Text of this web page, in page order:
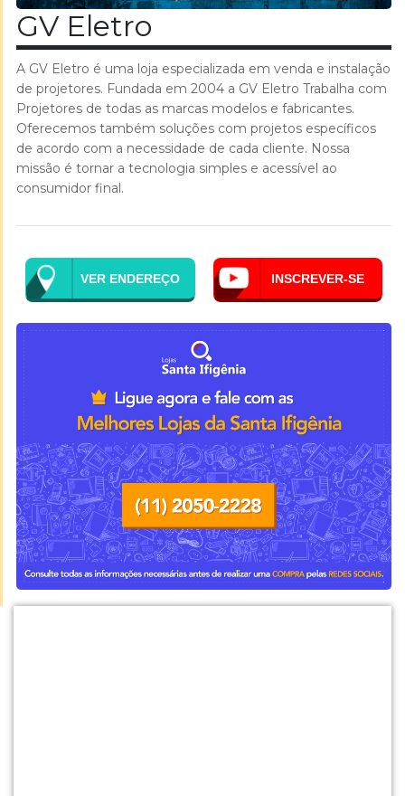
GV Eletro
A GV Eletro é uma loja especializada em venda e instalação
de projetores. Fundada em 2004 a GV Eletro Trabalha com
Projetores de todas as marcas modelos e fabricantes.
Oferecemos também soluções com projetos específicos
de acordo com a necessidade de cada cliente. Nossa
missão é tornar a tecnologia simples e acessível ao
consumidor final.
VER ENDEREÇO INSCREVER-SE